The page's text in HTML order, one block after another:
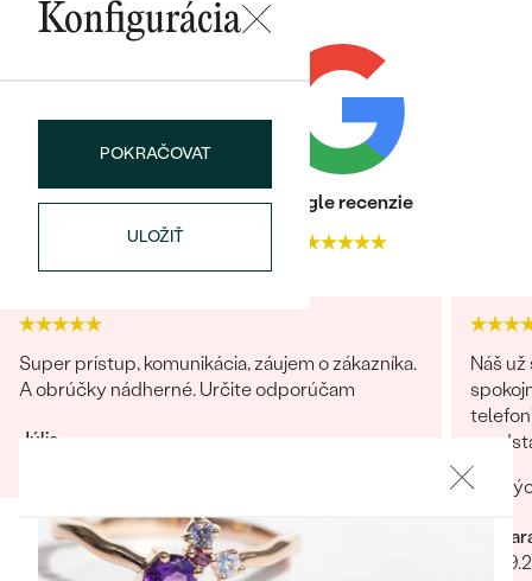
Wave kolekcia
PODĽA FARBY
PODĽA TVARU DRAHOKAMU
NA MIERU
DIAMANTY
Najpredávanejšie
náušnice
Personalizované
prívesky
OBJAVIŤ
Najpredávanejšie
prstene
PREZRIEŤ
Konfigurácia
POKRAČOVAT
ULOŽIŤ
Heuréka recenzie
4.9
Google recenzie
Super prístup, komunikácia, záujem o zákazníka.
A obrúčky nádherné. Určite odporúčam
Júlia
Náš